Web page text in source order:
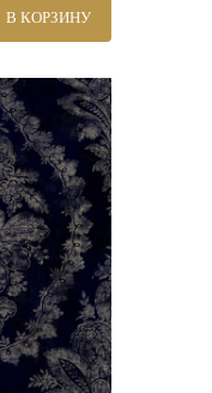
В КОРЗИНУ